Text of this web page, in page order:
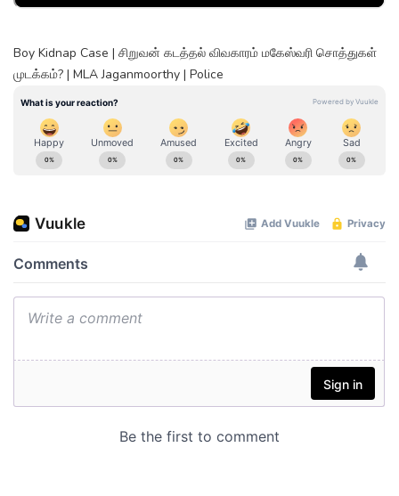
Boy Kidnap Case | சிறுவன் கடத்தல் விவகாரம் மகேஸ்வரி சொத்துகள்
முடக்கம்? | MLA Jaganmoorthy | Police